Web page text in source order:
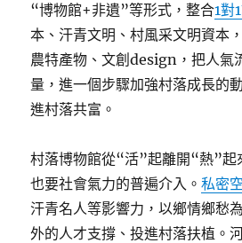
“博物館+非遺”等形式，整合1對
本、汗青文明、村風采文明資本
農特產物、文創design，把人氣
量，進一個步驟加強村落成長的
進村落共富。
村落博物館從“活”起離開“熱”起
也要社會氣力的普遍介入。私密
汗青名人等影響力，以鄉情鄉愁
外的人才支撐、投進村落扶植。